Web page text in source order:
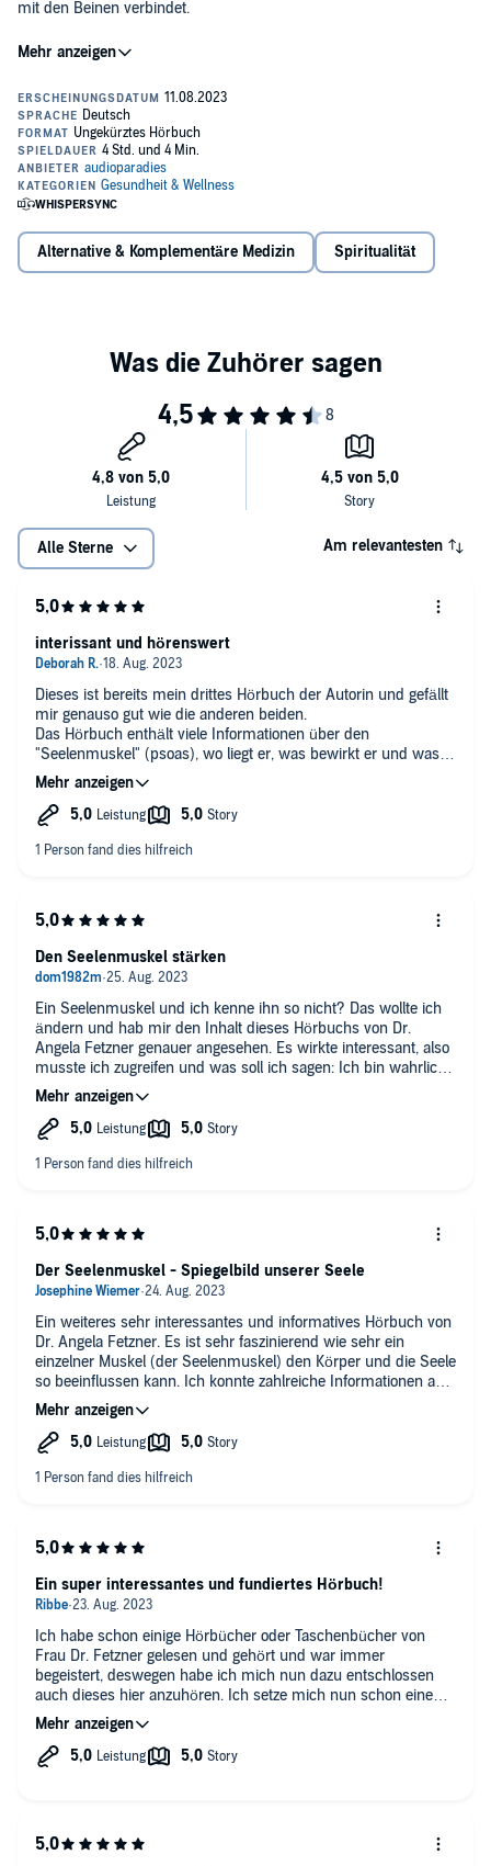
mit den Beinen verbindet.
Der Seelenmuskel – Spiegelbild unserer Seele.
Es gibt einen Muskel in unserem Körper, der unsere Ängste
beeinflussen kann, den "Seelenmuskel". Wenn wir diesen Muskel
trainieren, können wir unsere Angst besiegen und unseren
Lebensmut stärken.
Dass unsere Psyche Einfluss auf unseren Körper hat, ist allgemein
Der Seelenmuskel kann Ängste auslösen, aber auch heilen.
Angst und Traumata können sich negativ auf den Seelenmuskel
auswirken – diese negativen Emotionen werden im Seelenmuskel
gespeichert und dort eingefroren.
Andererseits kann der Seelenmuskel selbst – und das ist das
Depressionen sowie zahlreiche weitere Beschwerden wie
unerklärliche Rückenschmerzen, Schmerzen in Hüfte und Becken,
Den Teufelskreis der Angst durchbrechen.
Wenn wir den Seelenmuskel entspannen und trainieren, können wir
entspannt, und gelingt es uns, diesen zu befreien, können wir
zurück zu Wohlgefühl und Vitalität finden. Wir fühlen uns gestärkt,
voller Mut, angstfrei, geborgen.
©2022 Dr. Angela Fetzner (P)2023 Dr. Angela Fetzner
Alternative & Komplementäre Medizin Spiritualität
Alle Sterne Am relevantesten
Dieses ist bereits mein drittes Hörbuch der Autorin und gefällt
mir genauso gut wie die anderen beiden.
Das Hörbuch enthält viele Informationen über den
"Seelenmuskel" (psoas), wo liegt er, was bewirkt er und was
hilft ihm? Ebenso erlernt man Übungen um den Seelenmuskel
zu lockern & stärken und Atemübungen um Ängste zu
mindern, die durch einen verspannten Psoas entstehen
Die Autorin wiederholt alle wichtigen Informationen, um sie
einem guten Tempo vor.
interissant und hörenswert
Ein Seelenmuskel und ich kenne ihn so nicht? Das wollte ich
ändern und hab mir den Inhalt dieses Hörbuchs von Dr.
Angela Fetzner genauer angesehen. Es wirkte interessant, also
musste ich zugreifen und was soll ich sagen: Ich bin wahrlich
nicht enttäuscht worden. Alleine schon die charmante
Vorlesestimme von Christiana Sarsah lädt zum längeren
Zuhören ein. Dabei wird das Thema Angst und Depressionen
und es wird erklärt wie man eine körperliche und seelische
fühle, da ich beruflich sehr lange sitze, weswegen ich deshalb
körperlichen Problemen vorbeugen möchte. Alleine die Stelle
mit den Atemübungen haben mir gut weitergeholfen! Sehr
empfehlenswert.
Den Seelenmuskel stärken
Ein weiteres sehr interessantes und informatives Hörbuch von
Dr. Angela Fetzner. Es ist sehr faszinierend wie sehr ein
einzelner Muskel (der Seelenmuskel) den Körper und die Seele
so beeinflussen kann. Ich konnte zahlreiche Informationen aus
dem Hörbuch ziehen und bin einfach sehr begeistert von
unserem menschlichen Körper. Die Sprecherin war einfach
super - angenehmes Sprechtempo und eine angenehme
Der Seelenmuskel - Spiegelbild unserer Seele
Ich habe schon einige Hörbücher oder Taschenbücher von
Frau Dr. Fetzner gelesen und gehört und war immer
begeistert, deswegen habe ich mich nun dazu entschlossen
auch dieses hier anzuhören. Ich setze mich nun schon eine
Weil mit alternativer Medizin auseinander und schenke ihr
definitiv Glauben. Der Titel "Seelenmuskel" erschien mir aber
eher wie ein Synonym für eine Technik oder ähnliches mit der
Märchen. Aber es gibt ihn wirklich, den Psoas. Das Hörbuch ist
wirklich sehr interessant und erklärt toll, wie der Muskel
Ein super interessantes und fundiertes Hörbuch!